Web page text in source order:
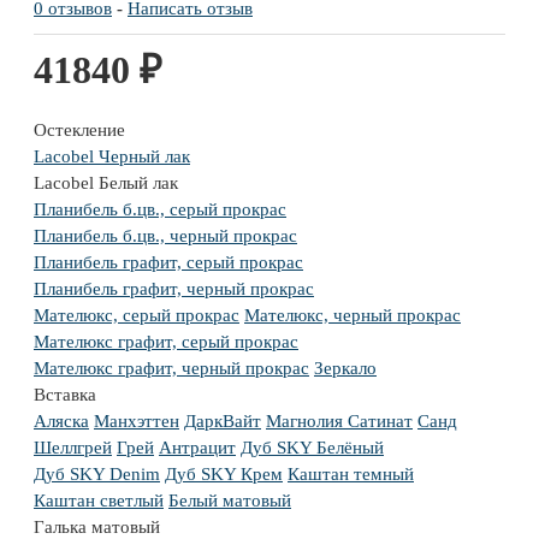
0 отзывов - Написать отзыв
41840 ₽
Остекление
Lacobel Черный лак
Lacobel Белый лак
Планибель б.цв., серый прокрас
Планибель б.цв., черный прокрас
Планибель графит, серый прокрас
Планибель графит, черный прокрас
Мателюкс, серый прокрас Мателюкс, черный прокрас
Мателюкс графит, серый прокрас
Мателюкс графит, черный прокрас Зеркало
Вставка
Аляска Манхэттен ДаркВайт Магнолия Сатинат Санд
Шеллгрей Грей Антрацит Дуб SKY Белёный
Дуб SKY Denim Дуб SKY Крем Каштан темный
Каштан светлый Белый матовый
Галька матовый